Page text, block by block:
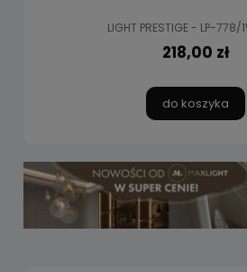
LIGHT PRESTIGE - LP-778/
218,00 zł
do koszyka